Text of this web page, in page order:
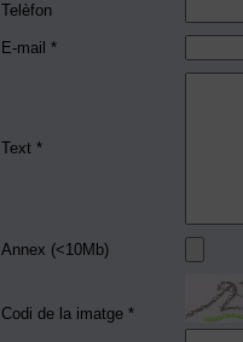
Telèfon
E-mail *
Text *
Annex (<10Mb)
Codi de la imatge *